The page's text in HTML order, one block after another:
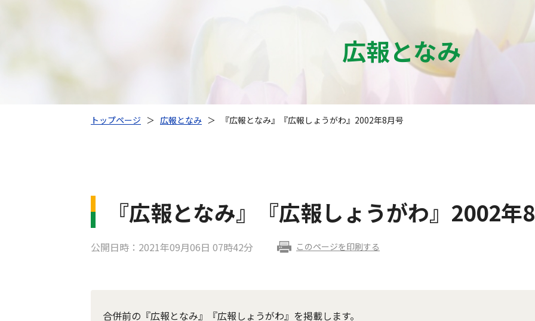
広報となみ
トップページ ＞ 広報となみ ＞ 『広報となみ』『広報しょうがわ』2002年8月号
『広報となみ』『広報しょうがわ』2002年
公開日時：2021年09月06日 07時42分 このページを印刷する
合併前の『広報となみ』『広報しょうがわ』を掲載します。